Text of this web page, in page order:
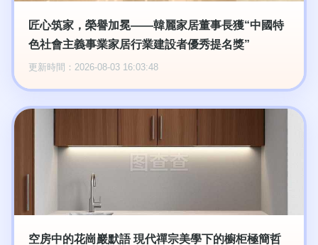
匠心筑家，榮譽加冕——韓麗家居董事長獲“中國特
色社會主義事業家居行業建設者優秀提名獎”
更新時間：2026-08-03 16:03:48
空房中的花崗巖默語 現代禪宗美學下的櫥柜極簡哲